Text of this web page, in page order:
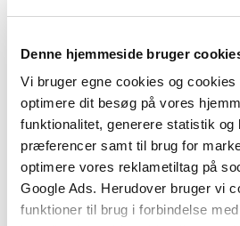
Denne hjemmeside bruger
Vi bruger egne cookies og
optimere dit besøg på vores
funktionalitet, generere statistik og
præferencer samt til brug for
optimere vores reklametiltag på
Google Ads. Herudover bruger vi
funktioner til brug i forbindelse
229,00 KR.